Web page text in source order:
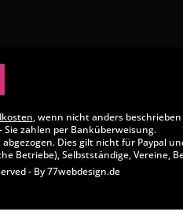
, wenn nicht anders beschrieben
zahlen per Banküberweisung.
Dies gilt nicht für Paypal
Betriebe), Selbstständige, Vereine,
- By77webdesign.de